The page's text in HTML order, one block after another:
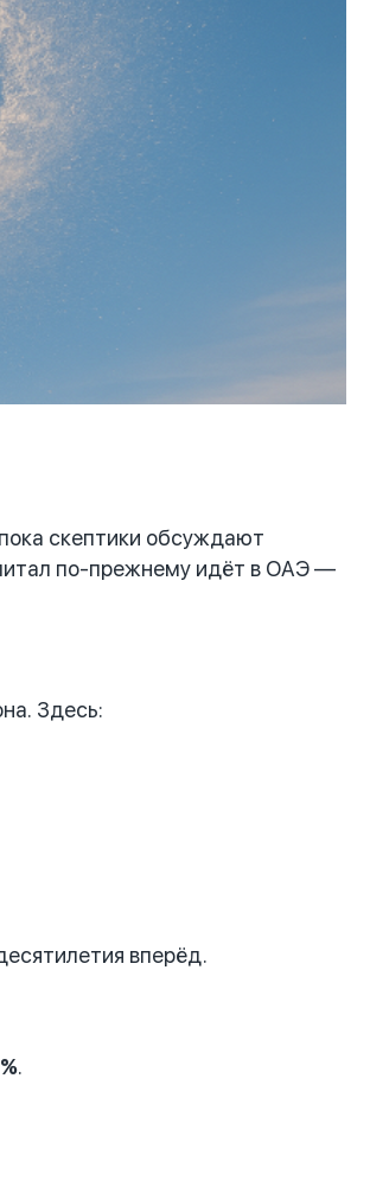
скептики обсуждают
по-прежнему идёт в ОАЭ —
Здесь:
вперёд.
.